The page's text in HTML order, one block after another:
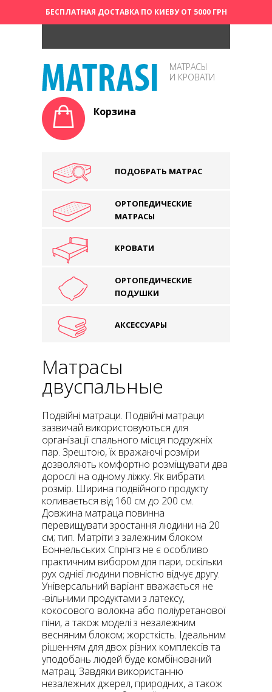
БЕСПЛАТНАЯ ДОСТАВКА ПО КИЕВУ ОТ 5000 ГРН
МАТРАСЫ
И КРОВАТИ
Корзина
ПОДОБРАТЬ МАТРАС
ОРТОПЕДИЧЕСКИЕ
МАТРАСЫ
КРОВАТИ
ОРТОПЕДИЧЕСКИЕ
ПОДУШКИ
АКСЕССУАРЫ
Матрасы
двуспальные
Подвійні матраци. Подвійні матраци
зазвичай використовуються для
організації спального місця подружніх
пар. Зрештою, їх вражаючі розміри
дозволяють комфортно розміщувати два
дорослі на одному ліжку. Як вибрати.
розмір. Ширина подвійного продукту
коливається від 160 см до 200 см.
Довжина матраца повинна
перевищувати зростання людини на 20
см; тип. Матріти з залежним блоком
Боннельських Спрінгз не є особливо
практичним вибором для пари, оскільки
рух однієї людини повністю відчує другу.
Універсальний варіант вважається не
-вільними продуктами з латексу,
кокосового волокна або поліуретанової
піни, а також моделі з незалежним
весняним блоком; жорсткість. Ідеальним
рішенням для двох різних комплексів та
уподобань людей буде комбінований
матрац. Завдяки використанню
незалежних джерел, природних, а також